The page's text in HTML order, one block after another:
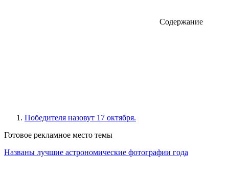
Содержание
Победителя назовут 17 октября.
Готовое рекламное место темы
Названы лучшие астрономические фотографии года